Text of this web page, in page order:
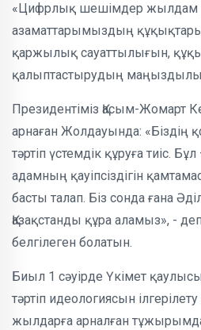
«Цифрлық шешімдер жылдам
азаматтарымыздың
қаржылық сауаттылығын,
қалыптастырудың
Президентіміз Қасым-Жомарт
арнаған Жолдауында: «Біздің
тәртіп үстемдік құруға тиіс.
адамның қауіпсіздігін
басты талап. Біз сонда ғана
Қазақстанды құра аламыз», -
белгілеген болатын.
Биыл 1 сәуірде Үкімет
тәртіп идеологиясын
жылдарға арналған